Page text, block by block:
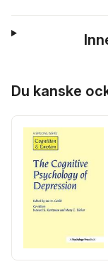
Du kanske